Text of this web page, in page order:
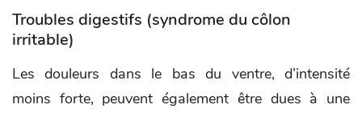
Troubles digestifs (syndrome du côlon
irritable)
Les douleurs dans le bas du ventre, d’intensité
moins forte, peuvent également être dues à une